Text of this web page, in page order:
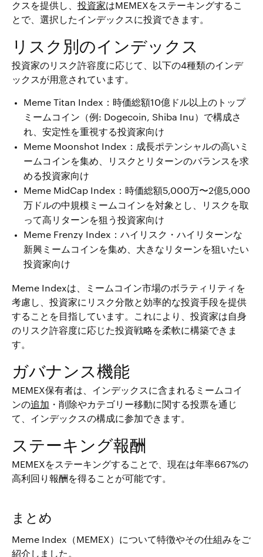
クスを提供し、 投資家はMEMEXをステーキングするこ
とで、選択したインデックスに投資できます。
リスク別のインデックス
投資家のリスク許容度に応じて、以下の4種類のインデ
ックスが用意されています。
Meme Titan Index：時価総額10億ドル以上のトップ
ミームコイン（例: Dogecoin, Shiba Inu）で構成さ
れ、安定性を重視する投資家向け
Meme Moonshot Index：成長ポテンシャルの高いミ
ームコインを集め、リスクとリターンのバランスを求
める投資家向け
Meme MidCap Index：時価総額5,000万〜2億5,000
万ドルの中規模ミームコインを対象とし、リスクを取
って高リターンを狙う投資家向け
Meme Frenzy Index：ハイリスク・ハイリターンな
新興ミームコインを集め、大きなリターンを狙いたい
投資家向け
Meme Indexは、ミームコイン市場のボラティリティを
考慮し、投資家にリスク分散と効率的な投資手段を提供
することを目指しています。これにより、投資家は自身
のリスク許容度に応じた投資戦略を柔軟に構築できま
す。
ガバナンス機能
MEMEX保有者は、インデックスに含まれるミームコイ
ンの追加 ・削除やカテゴリー移動に関する投票を通じ
て、インデックスの構成に参加できます。
ステーキング報酬
MEMEXをステーキングすることで、現在は年率667%の
高利回り報酬を得ることが可能です。
まとめ
Meme Index（MEMEX）について特徴やその仕組みをご
紹介しました。